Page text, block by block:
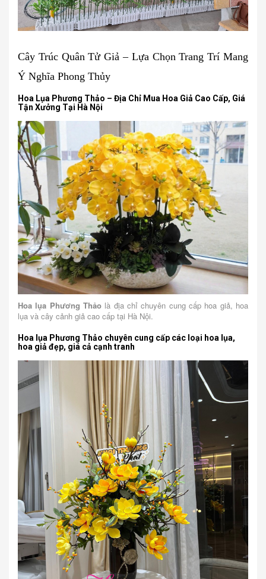
Cây Trúc Quân Tử Giả – Lựa Chọn Trang Trí Mang
Ý Nghĩa Phong Thủy
Hoa Lụa Phương Thảo – Địa Chỉ Mua Hoa Giả Cao Cấp, Giá
Tận Xưởng Tại Hà Nội
Hoa lụa Phương Thảo là địa chỉ chuyên cung cấp hoa giả, hoa
lụa và cây cảnh giả cao cấp tại Hà Nội.
Hoa lụa Phương Thảo chuyên cung cấp các loại hoa lụa,
hoa giả đẹp, giá cả cạnh tranh